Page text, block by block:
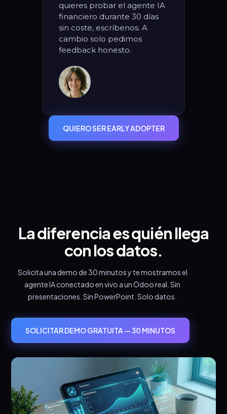
quieres probar el agente IA
financiero durante 30 días
sin coste, escríbenos. A
cambio solo pedimos
feedback honesto.
QUIERO SER EARLY ADOPTER
La diferencia es quién llega
con los datos.
Solicita una demo de 30 minutos y te mostramos el
agente IA conectado en vivo a un Odoo real. Sin
presentaciones. Sin PowerPoint. Solo datos.
SOLICITAR DEMO GRATUITA — 30 MINUTOS